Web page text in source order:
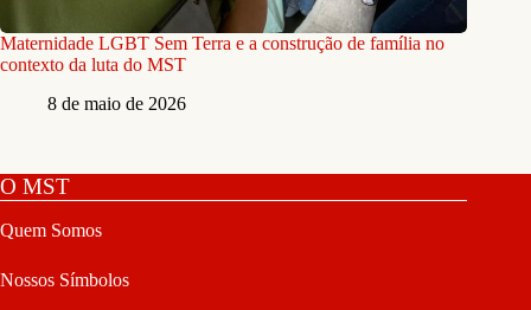
Maternidade LGBT Sem Terra e a construção de família no
contexto da luta do MST
8 de maio de 2026
O MST
Quem Somos
Nossos Símbolos